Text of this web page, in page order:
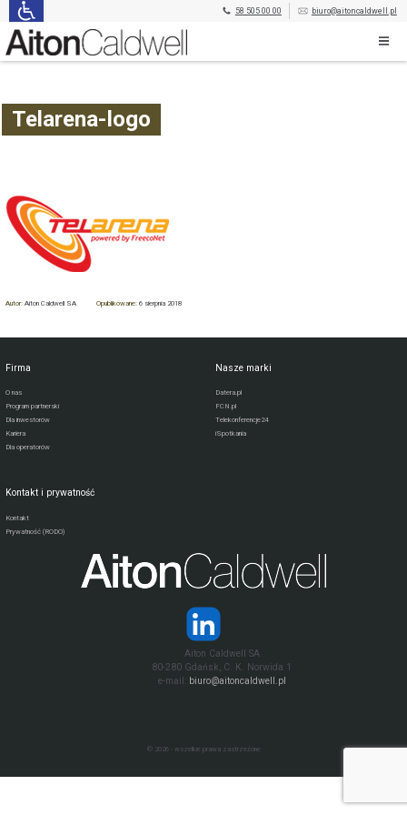
58 505 00 00 biuro@aitoncaldwell.pl
Telarena-logo
Autor:Aiton Caldwell SA Opublikowane: 6 sierpnia 2018
Firma
O nas
Program partnerski
Dla inwestorów
Kariera
Dla operatorów
Nasze marki
Datera.pl
FCN.pl
Telekonferencje24
iSpotkania
Kontakt i prywatność
Kontakt
Prywatność (RODO)
Aiton Caldwell SA
80-280 Gdańsk, C. K. Norwida 1
e-mail:
biuro@aitoncaldwell.pl
© 2026 - wszelkie prawa zastrzeżone